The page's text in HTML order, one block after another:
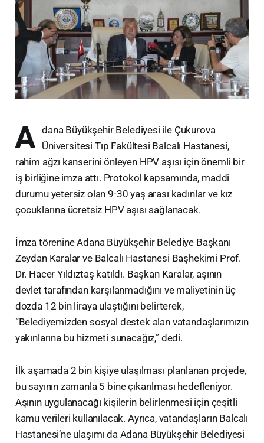
A dana Büyükşehir Belediyesi ile Çukurova
Üniversitesi Tıp Fakültesi Balcalı Hastanesi,
rahim ağzı kanserini önleyen HPV aşısı için önemli bir
iş birliğine imza attı. Protokol kapsamında, maddi
durumu yetersiz olan 9-30 yaş arası kadınlar ve kız
çocuklarına ücretsiz HPV aşısı sağlanacak.
İmza törenine Adana Büyükşehir Belediye Başkanı
Zeydan Karalar ve Balcalı Hastanesi Başhekimi Prof.
Dr. Hacer Yıldıztaş katıldı. Başkan Karalar, aşının
devlet tarafından karşılanmadığını ve maliyetinin üç
dozda 12 bin liraya ulaştığını belirterek,
“Belediyemizden sosyal destek alan vatandaşlarımızın
yakınlarına bu hizmeti sunacağız,” dedi.
İlk aşamada 2 bin kişiye ulaşılması planlanan projede,
bu sayının zamanla 5 bine çıkarılması hedefleniyor.
Aşının uygulanacağı kişilerin belirlenmesi için çeşitli
kamu verileri kullanılacak. Ayrıca, vatandaşların Balcalı
Hastanesi’ne ulaşımı da Adana Büyükşehir Belediyesi